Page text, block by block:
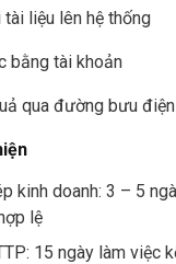
tài liệu lên hệ thống
bằng tài khoản
qua đường bưu điện
kinh doanh: 3 – 5
lệ
15 ngày làm việc